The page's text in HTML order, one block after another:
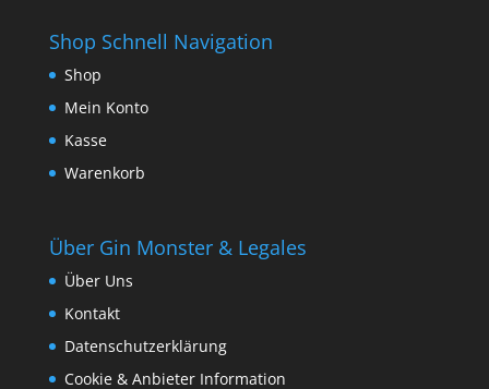
Shop Schnell Navigation
Shop
Mein Konto
Kasse
Warenkorb
Über Gin Monster & Legales
Über Uns
Kontakt
Datenschutzerklärung
Cookie & Anbieter Information